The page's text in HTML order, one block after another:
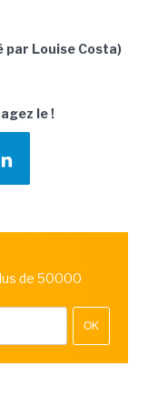
par Louise Costa)
le !
de 50000
OK